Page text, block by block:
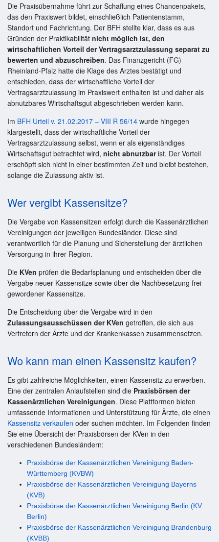
Die Praxisübernahme führt zur Schaffung eines Chancenpakets,
das den Praxiswert bildet, einschließlich Patientenstamm,
Standort und Fachrichtung. Der BFH stellte klar, dass es aus
Gründen der Praktikabilität nicht möglich ist, den
wirtschaftlichen Vorteil der Vertragsarztzulassung separat zu
bewerten und abzuschreiben. Das Finanzgericht (FG)
Rheinland-Pfalz hatte die Klage des Arztes bestätigt und
entschieden, dass der wirtschaftliche Vorteil der
Vertragsarztzulassung im Praxiswert enthalten ist und daher als
abnutzbares Wirtschaftsgut abgeschrieben werden kann.
Im BFH Urteil v. 21.02.2017 – VIII R 56/14 wurde hingegen
klargestellt, dass der wirtschaftliche Vorteil der
Vertragsarztzulassung selbst, wenn er als eigenständiges
Wirtschaftsgut betrachtet wird, nicht abnutzbarist. Der Vorteil
erschöpft sich nicht in einer bestimmten Zeit und bleibt bestehen,
solange die Zulassung aktiv ist.
Wer vergibt Kassensitze?
Die Vergabe von Kassensitzen erfolgt durch die Kassenärztlichen
Vereinigungen der jeweiligen Bundesländer. Diese sind
verantwortlich für die Planung und Sicherstellung der ärztlichen
Versorgung in ihrer Region.
Die KVen prüfen die Bedarfsplanung und entscheiden über die
Vergabe neuer Kassensitze sowie über die Nachbesetzung frei
gewordener Kassensitze.
Die Entscheidung über die Vergabe wird in den
Zulassungsausschüssen der KVen getroffen, die sich aus
Vertretern der Ärzte und der Krankenkassen zusammensetzen.
Wo kann man einen Kassensitz kaufen?
Es gibt zahlreiche Möglichkeiten, einen Kassensitz zu erwerben.
Eine der zentralen Anlaufstellen sind die Praxisbörsen der
Kassenärztlichen Vereinigungen. Diese Plattformen bieten
umfassende Informationen und Unterstützung für Ärzte, die einen
Kassensitz verkaufen oder suchen möchten. Im Folgenden finden
Sie eine Übersicht der Praxisbörsen der KVen in den
verschiedenen Bundesländern:
Praxisbörse der Kassenärztlichen Vereinigung Baden-
Württemberg (KVBW)
Praxisbörse der Kassenärztlichen Vereinigung Bayerns
(KVB)
Praxisbörse der Kassenärztlichen Vereinigung Berlin (KV
Berlin)
Praxisbörse der Kassenärztlichen Vereinigung Brandenburg
(KVBB)